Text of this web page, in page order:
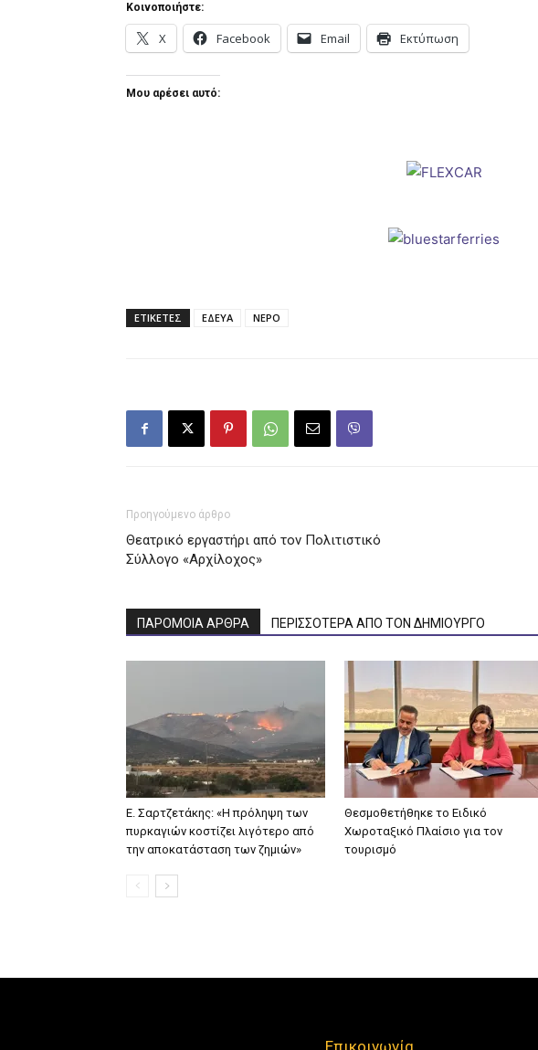
Κοινοποιήστε:
X Facebook Email Εκτύπωση
Μου αρέσει αυτό:
ΕΤΙΚΕΤΕΣ ΕΔΕΥΑ ΝΕΡΟ
Προηγούμενο άρθρο
Θεατρικό εργαστήρι από τον Πολιτιστικό
Σύλλογο «Αρχίλοχος»
ΠΑΡΟΜΟΙΑ ΑΡΘΡΑ ΠΕΡΙΣΣΟΤΕΡΑ ΑΠΟ ΤΟΝ ΔΗΜΙΟΥΡΓΟ
Ε. Σαρτζετάκης: «Η πρόληψη των
πυρκαγιών κοστίζει λιγότερο από
την αποκατάσταση των ζημιών»
Θεσμοθετήθηκε το Ειδικό
Χωροταξικό Πλαίσιο για τον
τουρισμό